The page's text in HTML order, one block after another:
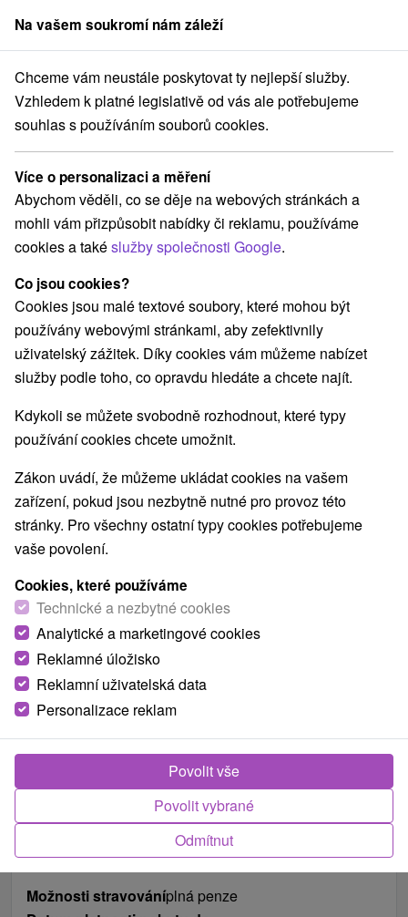
člen skupinySorger
Léčivý dotek klidu: Wellness pobyt s jógou, dechovými cvičeními
Léčivý dotek klidu: Wellness pobyt
s jógou, dechovými cvičeními a
plnou penzí
Platnost pobytu vypršela! Vyberte si níže z aktuálních nabídek.
Lázně Sklené Teplice Sklené Teplice
Navigovat do místa
8,3 vynikající·399 recenzí
Fotografie od zákazníků+9
Možnosti stravováníplná penze
Na vašem soukromí nám záleží
Chceme vám neustále poskytovat ty nejlepší služby.
Vzhledem k platné legislativě od vás ale potřebujeme
souhlas s používáním souborů cookies.
Více o personalizaci a měření
Abychom věděli, co se děje na webových stránkách a
mohli vám přizpůsobit nabídky či reklamu, používáme
cookies a takéslužby společnosti Google.
Co jsou cookies?
Cookies jsou malé textové soubory, které mohou být
používány webovými stránkami, aby zefektivnily
uživatelský zážitek. Díky cookies vám můžeme nabízet
služby podle toho, co opravdu hledáte a chcete najít.
Kdykoli se můžete svobodně rozhodnout, které typy
používání cookies chcete umožnit.
Zákon uvádí, že můžeme ukládat cookies na vašem
zařízení, pokud jsou nezbytně nutné pro provoz této
stránky. Pro všechny ostatní typy cookies potřebujeme
vaše povolení.
Cookies, které používáme
Technické a nezbytné cookies
Analytické a marketingové cookies
Reklamné úložisko
Reklamní uživatelská data
Personalizace reklam
Odmítnut
Povolit vybrané
Povolit vše